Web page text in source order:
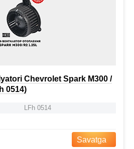
Chevrolet Spark M300 /
0514)
LFh 0514
Savatga